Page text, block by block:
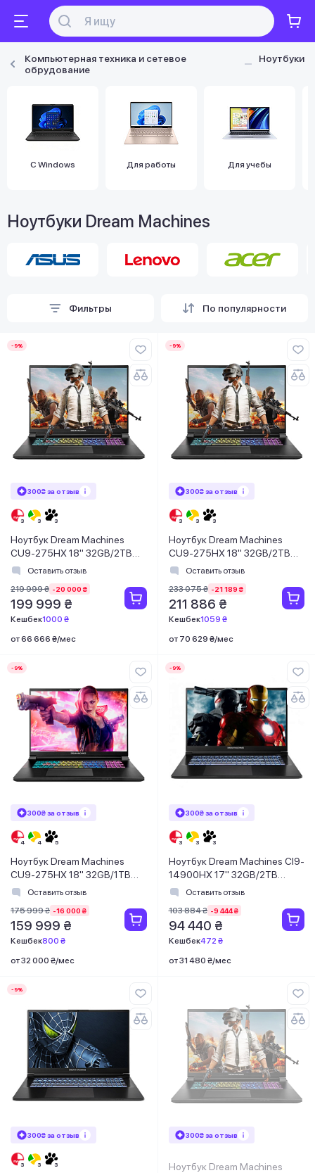
Компьютерная техника и сетевое
обрудование
Ноутбуки
С Windows Для работы Для учебы
Ноутбуки Dream Machines
Фильтры По популярности
-9%
300₴ за отзыв
Ноутбук Dream Machines
CU9-275HX 18" 32GB/2TB
RX5080-18UA27
Оставить отзыв
219 999 ₴ -20 000 ₴
199 999 ₴
Кешбек1000 ₴
от 66 666 ₴/мес
-9%
300₴ за отзыв
Ноутбук Dream Machines
CU9-275HX 18" 32GB/2TB
RX5090-18UA27
Оставить отзыв
233 075 ₴ -21 189 ₴
211 886 ₴
Кешбек1059 ₴
от 70 629 ₴/мес
-9%
300₴ за отзыв
Ноутбук Dream Machines
CU9-275HX 18" 32GB/1TB
RX5070TI-18UA26
Оставить отзыв
175 999 ₴ -16 000 ₴
159 999 ₴
Кешбек800 ₴
от 32 000 ₴/мес
-9%
300₴ за отзыв
Ноутбук Dream Machines CI9-
14900HX 17" 32GB/2TB
(RG5060-17UA28)
Оставить отзыв
103 884 ₴ -9 444 ₴
94 440 ₴
Кешбек472 ₴
от 31 480 ₴/мес
-9%
300₴ за отзыв 300₴ за отзыв
Ноутбук Dream Machines